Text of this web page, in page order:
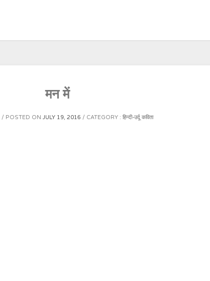
मन में
POSTED ON JULY 19, 2016 CATEGORY : हिन्दी-उर्दू कविता